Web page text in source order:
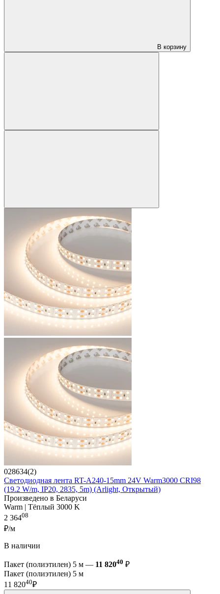
В корзину
028634(2)
Светодиодная лента RT-A240-15mm 24V Warm3000 CRI98
(19.2 W/m, IP20, 2835, 5m) (Arlight, Открытый)
Произведено в Беларуси
Warm | Тёплый 3000 K
2 36408
₽/м
В наличии
Пакет (полиэтилен) 5 м — 11 82040 ₽
Пакет (полиэтилен) 5 м
11 82040₽